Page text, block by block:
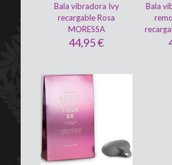
Bala vibradora Ivy
recargable Rosa
MORESSA
44,95€
Bala